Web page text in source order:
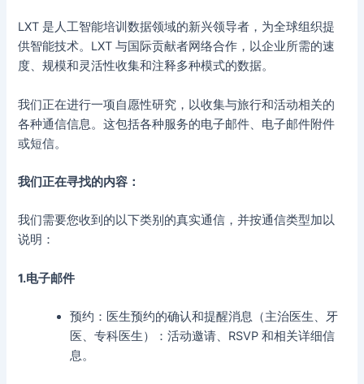
LXT 是人工智能培训数据领域的新兴领导者，为全球组织提
供智能技术。LXT 与国际贡献者网络合作，以企业所需的速
度、规模和灵活性收集和注释多种模式的数据。
我们正在进行一项自愿性研究，以收集与旅行和活动相关的
各种通信信息。这包括各种服务的电子邮件、电子邮件附件
或短信。
我们正在寻找的内容：
我们需要您收到的以下类别的真实通信，并按通信类型加以
说明：
1.电子邮件
预约： 医生预约的确认和提醒消息（主治医生、牙
医、专科医生）：活动邀请、RSVP 和相关详细信
息。